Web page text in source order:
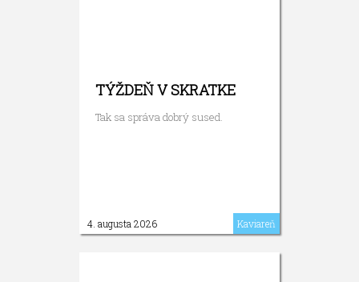
TÝŽDEŇ V SKRATKE
Tak sa správa dobrý sused.
4. augusta 2026 Kaviareň